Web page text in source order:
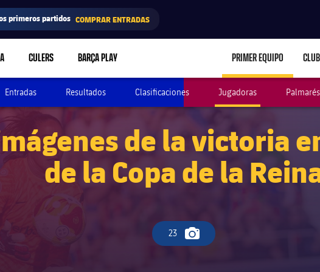
primeros partidos COMPRAR ENTRADAS
CULERS BARÇA PLAY PRIMER EQUIPO CLUB
Entradas Resultados Clasificaciones Jugadoras Palmarés
de la victoria
de la Copa de la
23
Icono de cámara